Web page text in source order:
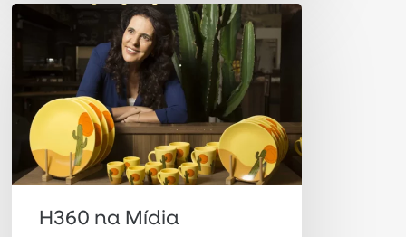
Valor
Econômico:
“Presentes
bem
reforçam
caixa
H360 na Mídia